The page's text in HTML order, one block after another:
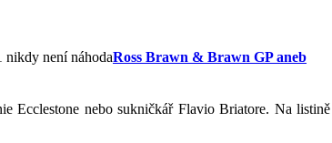
Ross Brawn & Brawn GP aneb
Ecclestone nebo sukničkář Flavio Briatore. Na listině